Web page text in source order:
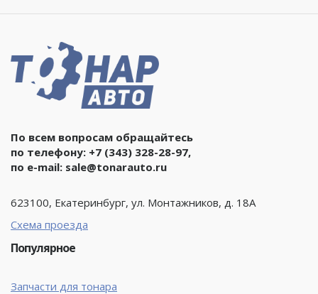
По всем вопросам обращайтесь
по телефону: +7 (343) 328-28-97,
по e-mail: sale@tonarauto.ru
623100, Екатеринбург, ул. Монтажников, д. 18А
Схема проезда
Популярное
Запчасти для тонара